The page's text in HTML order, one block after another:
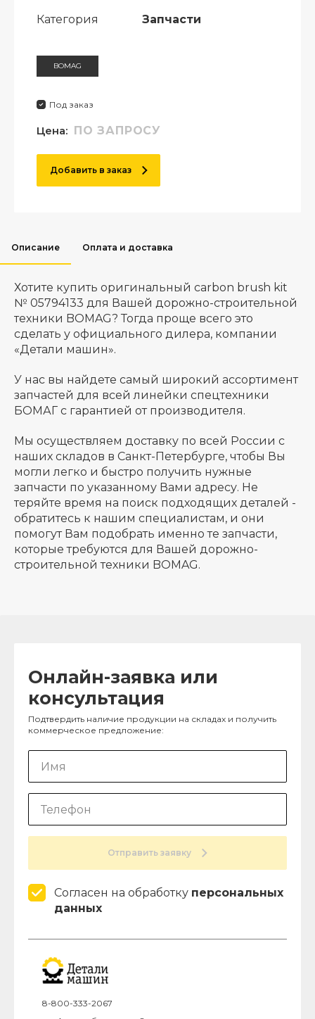
Категория Запчасти
BOMAG
Под заказ
Цена: ПО ЗАПРОСУ
Добавить в заказ
Описание Оплата и доставка
Хотите купить оригинальный carbon brush kit
№ 05794133 для Вашей дорожно-строительной
техники BOMAG? Тогда проще всего это
сделать у официального дилера, компании
«Детали машин».
У нас вы найдете самый широкий ассортимент
запчастей для всей линейки спецтехники
БОМАГ с гарантией от производителя.
Мы осуществляем доставку по всей России с
наших складов в Санкт-Петербурге, чтобы Вы
могли легко и быстро получить нужные
запчасти по указанному Вами адресу. Не
теряйте время на поиск подходящих деталей -
обратитесь к нашим специалистам, и они
помогут Вам подобрать именно те запчасти,
которые требуются для Вашей дорожно-
строительной техники BOMAG.
Онлайн-заявка или
консультация
Подтвердить наличие продукции на складах и получить
коммерческое предложение:
Отправить заявку
Согласен на обработку персональных
данных
8-800-333-2067